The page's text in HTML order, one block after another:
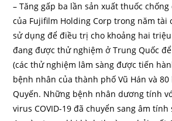
– Tăng gấp ba lần sản xuất thuốc chống
của Fujifilm Holding Corp trong năm tài
sử dụng để điều trị cho khoảng hai
đang được thử nghiệm ở Trung Quốc
(các thử nghiệm lâm sàng được tiến
bệnh nhân của thành phố Vũ Hán và
Quyến. Những bệnh nhân dương tính
virus COVID-19 đã chuyển sang âm